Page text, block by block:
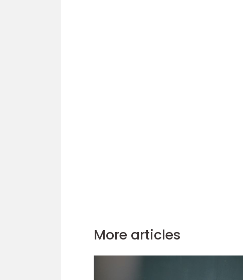
More articles